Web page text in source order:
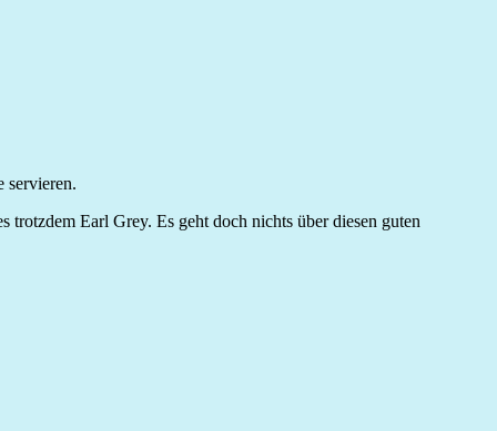
servieren.
trotzdem Earl Grey. Es geht doch nichts über diesen guten